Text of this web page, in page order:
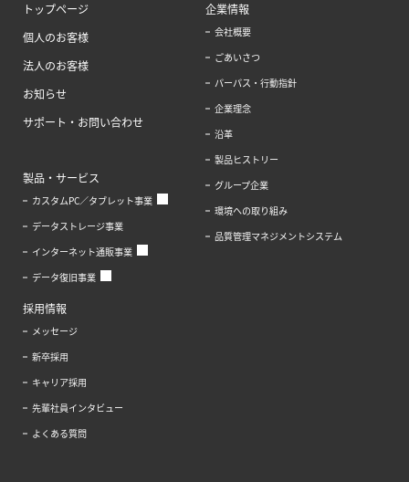
トップページ
個人のお客様
法人のお客様
お知らせ
サポート・お問い合わせ
製品・サービス
カスタムPC／タブレット事業
データストレージ事業
インターネット通販事業
データ復旧事業
企業情報
会社概要
ごあいさつ
パーパス・行動指針
企業理念
沿革
製品ヒストリー
グループ企業
環境への取り組み
品質管理マネジメントシステム
採用情報
メッセージ
新卒採用
キャリア採用
先輩社員インタビュー
よくある質問